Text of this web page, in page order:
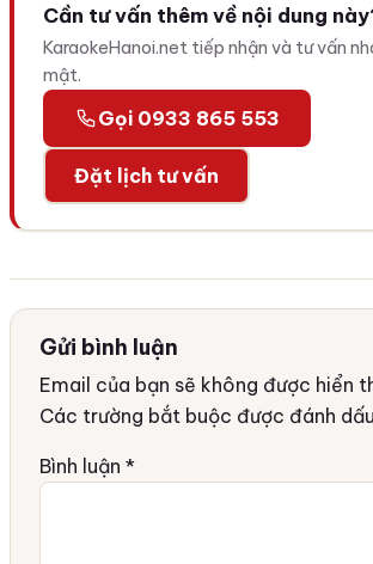
Cần tư vấn thêm về nội dung
KaraokeHanoi.net tiếp nhận và tư vấn
mật.
Gọi 0933 865 553
Đặt lịch tư vấn
Gửi bình luận
Email của bạn sẽ không được hiển
Các trường bắt buộc được đánh dấu
Bình luận *